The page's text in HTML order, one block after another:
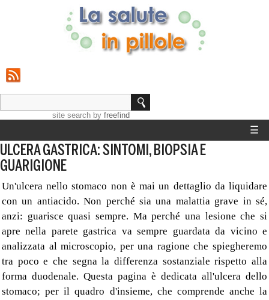
site search by freefind
☰
HOME
STRUMENTI
GUIDE SALUTE
CALCOLO PESO IDEALE
ULCERA GASTRICA: SINTOMI, BIOPSIA E
GUARIGIONE
Un'ulcera nello stomaco non è mai un dettaglio da liquidare
con un antiacido. Non perché sia una malattia grave in sé,
anzi: guarisce quasi sempre. Ma perché una lesione che si
apre nella parete gastrica va sempre guardata da vicino e
analizzata al microscopio, per una ragione che spiegheremo
tra poco e che segna la differenza sostanziale rispetto alla
forma duodenale. Questa pagina è dedicata all'ulcera dello
stomaco; per il quadro d'insieme, che comprende anche la